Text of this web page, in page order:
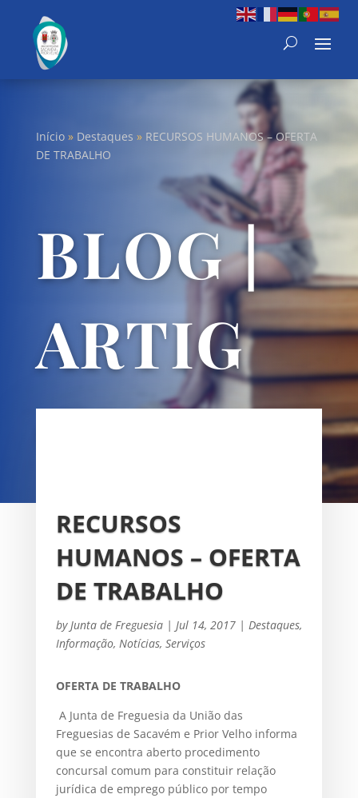
Início» Destaques » RECURSOS HUMANOS – OFERTA
DE TRABALHO
BLOG |
ARTIG
OS
RECURSOS
HUMANOS – OFERTA
DE TRABALHO
by Junta de Freguesia| Jul 14, 2017| Destaques,
Informação, Notícias, Serviços
OFERTA DE TRABALHO
A Junta de Freguesia da União das
Freguesias de Sacavém e Prior Velho informa
que se encontra aberto procedimento
concursal comum para constituir relação
jurídica de emprego público por tempo